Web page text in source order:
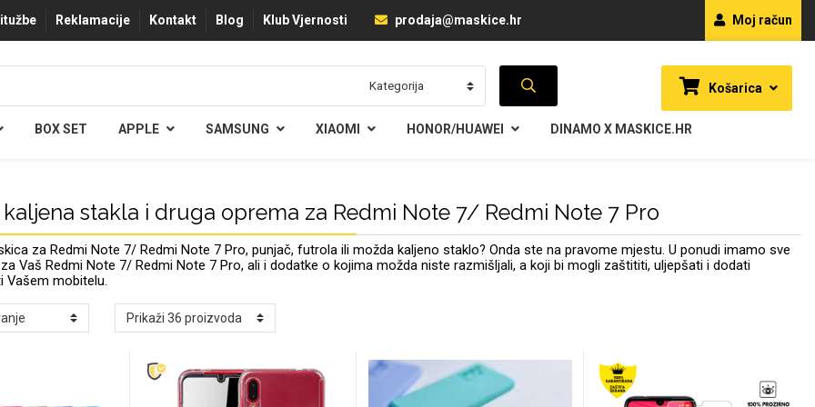
Reklamacije Kontakt Blog Klub Vjernosti prodaja@maskice.hr Moj račun
Košarica
BOX SET APPLE SAMSUNG XIAOMI HONOR/HUAWEI DINAMO X MASKICE.HR
kaljena stakla i druga oprema za Redmi Note 7/ Redmi Note 7 Pro
za Redmi Note 7/ Redmi Note 7 Pro, punjač, futrola ili možda kaljeno staklo? Onda ste na pravome mjestu. U ponudi imamo sve
Vaš Redmi Note 7/ Redmi Note 7 Pro, ali i dodatke o kojima možda niste razmišljali, a koji bi mogli zaštititi, uljepšati i dodati
Vašem mobitelu.